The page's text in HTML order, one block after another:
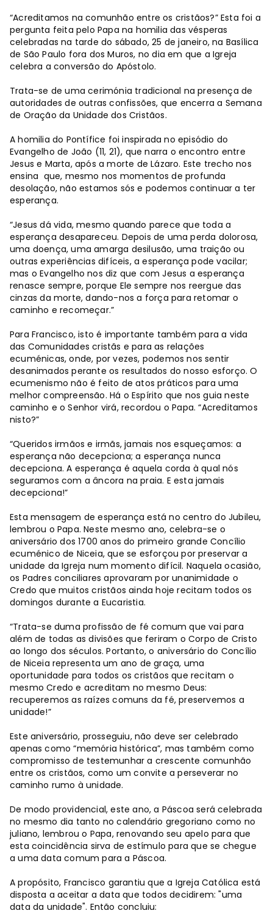
“Acreditamos na comunhão entre os cristãos?” Esta foi a
pergunta feita pelo Papa na homilia das vésperas
celebradas na tarde do sábado, 25 de janeiro, na Basílica
de São Paulo fora dos Muros, no dia em que a Igreja
celebra a conversão do Apóstolo.
Trata-se de uma cerimónia tradicional na presença de
autoridades de outras confissões, que encerra a Semana
de Oração da Unidade dos Cristãos.
A homilia do Pontífice foi inspirada no episódio do
Evangelho de João (11, 21), que narra o encontro entre
Jesus e Marta, após a morte de Lázaro. Este trecho nos
ensina que, mesmo nos momentos de profunda
desolação, não estamos sós e podemos continuar a ter
esperança.
“Jesus dá vida, mesmo quando parece que toda a
esperança desapareceu. Depois de uma perda dolorosa,
uma doença, uma amarga desilusão, uma traição ou
outras experiências difíceis, a esperança pode vacilar;
mas o Evangelho nos diz que com Jesus a esperança
renasce sempre, porque Ele sempre nos reergue das
cinzas da morte, dando-nos a força para retomar o
caminho e recomeçar.”
Para Francisco, isto é importante também para a vida
das Comunidades cristãs e para as relações
ecuménicas, onde, por vezes, podemos nos sentir
desanimados perante os resultados do nosso esforço. O
ecumenismo não é feito de atos práticos para uma
melhor compreensão. Há o Espírito que nos guia neste
caminho e o Senhor virá, recordou o Papa. “Acreditamos
nisto?”
“Queridos irmãos e irmãs, jamais nos esqueçamos: a
esperança não decepciona; a esperança nunca
decepciona. A esperança é aquela corda à qual nós
seguramos com a âncora na praia. E esta jamais
decepciona!”
Esta mensagem de esperança está no centro do Jubileu,
lembrou o Papa. Neste mesmo ano, celebra-se o
aniversário dos 1700 anos do primeiro grande Concílio
ecuménico de Niceia, que se esforçou por preservar a
unidade da Igreja num momento difícil. Naquela ocasião,
os Padres conciliares aprovaram por unanimidade o
Credo que muitos cristãos ainda hoje recitam todos os
domingos durante a Eucaristia.
“Trata-se duma profissão de fé comum que vai para
além de todas as divisões que feriram o Corpo de Cristo
ao longo dos séculos. Portanto, o aniversário do Concílio
de Niceia representa um ano de graça, uma
oportunidade para todos os cristãos que recitam o
mesmo Credo e acreditam no mesmo Deus:
recuperemos as raízes comuns da fé, preservemos a
unidade!”
Este aniversário, prosseguiu, não deve ser celebrado
apenas como “memória histórica”, mas também como
compromisso de testemunhar a crescente comunhão
entre os cristãos, como um convite a perseverar no
caminho rumo à unidade.
De modo providencial, este ano, a Páscoa será celebrada
no mesmo dia tanto no calendário gregoriano como no
juliano, lembrou o Papa, renovando seu apelo para que
esta coincidência sirva de estímulo para que se chegue
a uma data comum para a Páscoa.
A propósito, Francisco garantiu que a Igreja Católica está
disposta a aceitar a data que todos decidirem: "uma
data da unidade". Então concluiu: